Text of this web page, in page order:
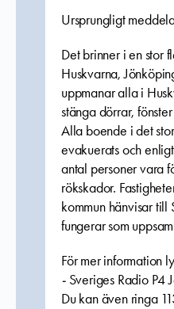
Ursprungligt
Det brinner i en stor
Huskvarna,
uppmanar alla i
stänga dörrar,
Alla boende i det
evakuerats och
antal personer vara
rökskador.
kommun hänvisar till
fungerar som
För mer information
- Sveriges Radio P4
Du kan även ringa